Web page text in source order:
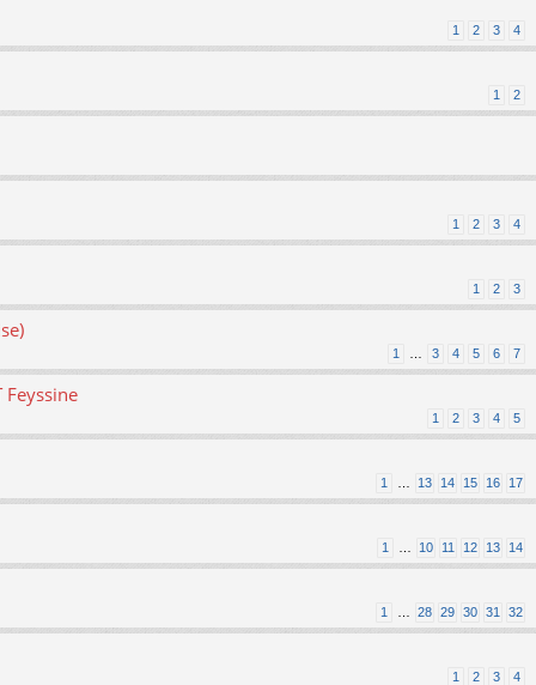
1 2 3 4
1 2
1 2 3 4
1 2 3
1 3 4 5 6 7
Feyssine
1 2 3 4 5
1 13 14 15 16 17
1 10 11 12 13 14
1 28 29 30 31 32
1 2 3 4